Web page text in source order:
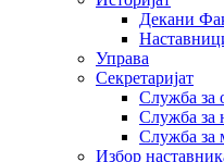
Декани
Управа
Секретаријат
Служба за
Служба за
Служба за
Избор